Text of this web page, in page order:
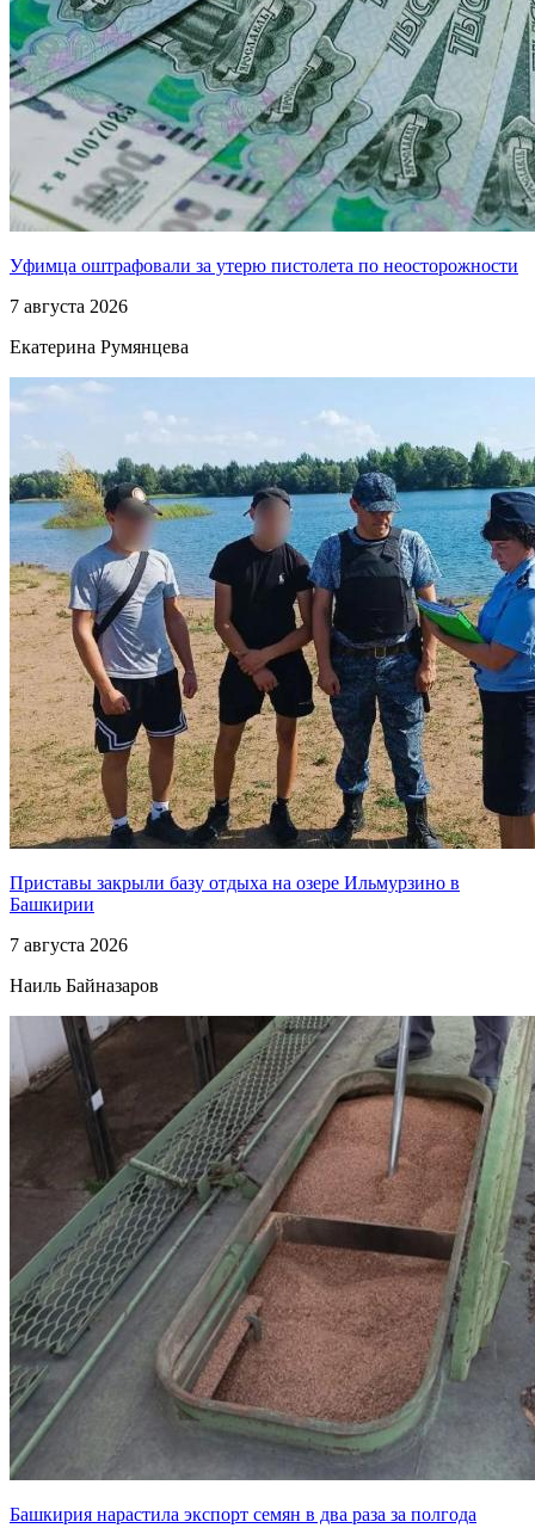
Уфимца оштрафовали за утерю пистолета по неосторожности
7 августа 2026
Екатерина Румянцева
Приставы закрыли базу отдыха на озере Ильмурзино в
Башкирии
7 августа 2026
Наиль Байназаров
Башкирия нарастила экспорт семян в два раза за полгода